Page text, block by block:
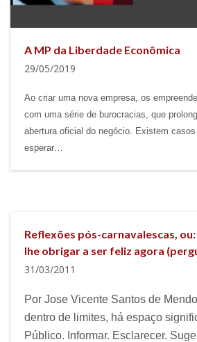
A MP da Liberdade Econômica
29/05/2019
Ao criar uma nova empresa, os
com uma série de burocracias, que
abertura oficial do negócio. Existem
esperar…
Reflexões pós-carnavalescas,
lhe obrigar a ser feliz agora
31/03/2011
Por Jose Vicente Santos de
dentro de limites, há espaço
Público. Informar. Esclarecer.